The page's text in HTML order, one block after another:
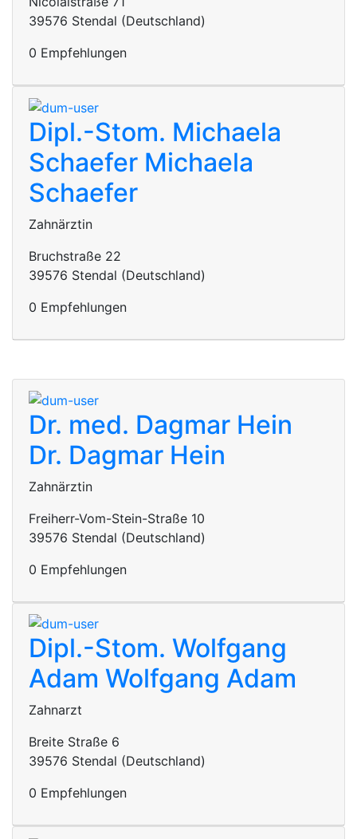
39576 Stendal (Deutschland)
0 Empfehlungen
Dipl.-Stom. Michaela
Schaefer Michaela
Schaefer
Zahnärztin
Bruchstraße 22
39576 Stendal (Deutschland)
0 Empfehlungen
Dr. med. Dagmar Hein
Dr. Dagmar Hein
Zahnärztin
Freiherr-Vom-Stein-Straße 10
39576 Stendal (Deutschland)
0 Empfehlungen
Dipl.-Stom. Wolfgang
Adam Wolfgang Adam
Zahnarzt
Breite Straße 6
39576 Stendal (Deutschland)
0 Empfehlungen